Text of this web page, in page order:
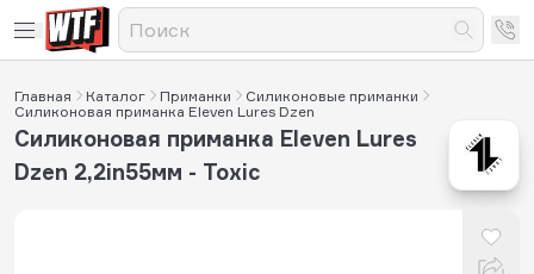
Главная Каталог Приманки
Силиконовые приманки
Силиконовая приманка Eleven Lures Dzen
Силиконовая приманка Eleven Lures
Dzen 2,2in55мм - Toxic